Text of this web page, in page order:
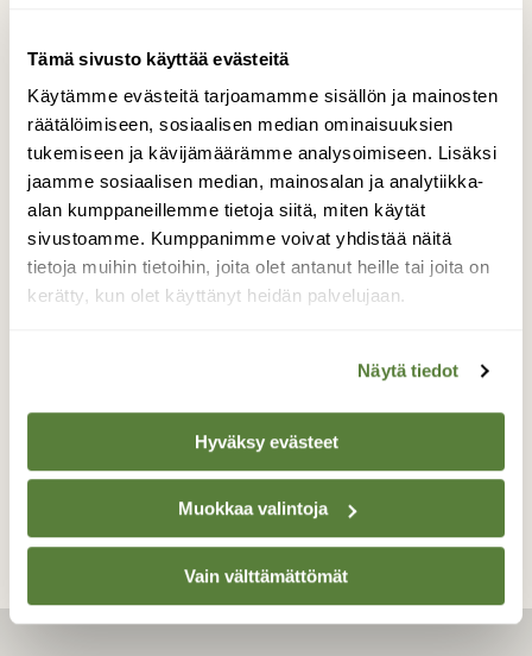
Tämä sivusto käyttää evästeitä
Käytämme evästeitä tarjoamamme sisällön ja mainosten
räätälöimiseen, sosiaalisen median ominaisuuksien
tukemiseen ja kävijämäärämme analysoimiseen. Lisäksi
jaamme sosiaalisen median, mainosalan ja analytiikka-
alan kumppaneillemme tietoja siitä, miten käytät
sivustoamme. Kumppanimme voivat yhdistää näitä
tietoja muihin tietoihin, joita olet antanut heille tai joita on
kerätty, kun olet käyttänyt heidän palvelujaan.
Näytä tiedot
Hyväksy evästeet
Muokkaa valintoja
Vain välttämättömät
Huomiota herättävä väri ja
kuviointi
Savukaapuyökkösen toukka nakertamassa
ahokeltamoa.
TAKAISIN LISTAAN